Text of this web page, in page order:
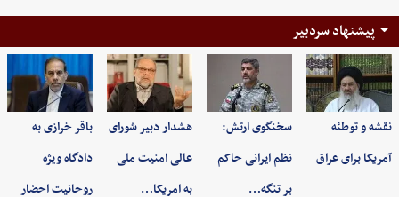
پیشنهاد سردبیر
نقشه و توطئه
آمریکا برای عراق
سخنگوی ارتش:
نظم ایرانی حاکم
بر تنگه…
هشدار دبیر شورای
عالی امنیت ملی
به امریکا…
باقر خرازی به
دادگاه ویژه
روحانیت احضار